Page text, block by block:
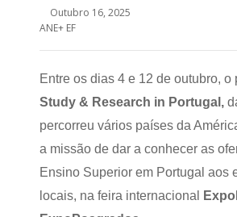
Outubro 16, 2025
ANE+ EF
Entre os dias 4 e 12 de outubro, o
Study & Research in Portugal,
percorreu vários países da
a missão de dar a conhecer as
Ensino Superior em Portugal aos
locais, na feira internacional